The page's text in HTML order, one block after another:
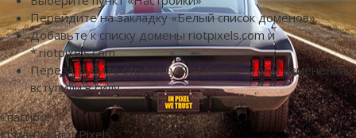
Перейдите на закладку «Белый список доменов»
Добавьте к списку домены riotpixels.com и
*.riotpixels.com
Перезагрузите страницу Riot Pixels, чтобы изменения
вступили в силу
Спасибо!
Команда Riot Pixels.